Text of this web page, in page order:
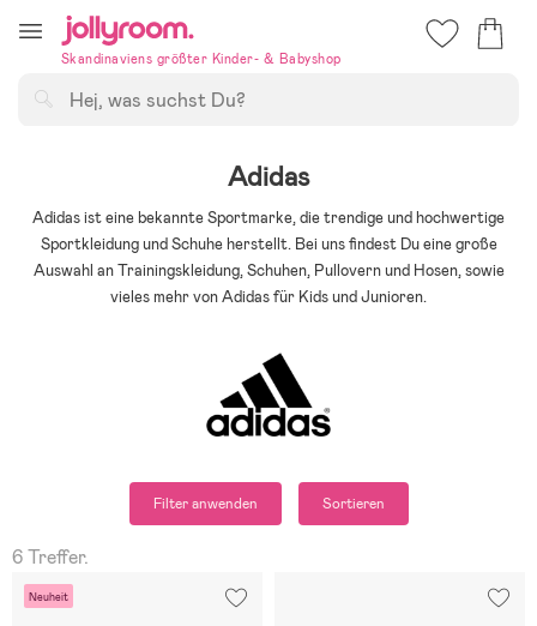
till
innehålletSkandinaviens größter Kinder- & Babyshop
Adidas
Adidas ist eine bekannte Sportmarke, die trendige und hochwertige
Sportkleidung und Schuhe herstellt. Bei uns findest Du eine große
Auswahl an Trainingskleidung, Schuhen, Pullovern und Hosen, sowie
vieles mehr von Adidas für Kids und Junioren.
Filter anwenden Sortieren
6 Treffer.
Neuheit